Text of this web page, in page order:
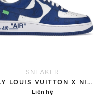
SNEAKER
Liên hệ